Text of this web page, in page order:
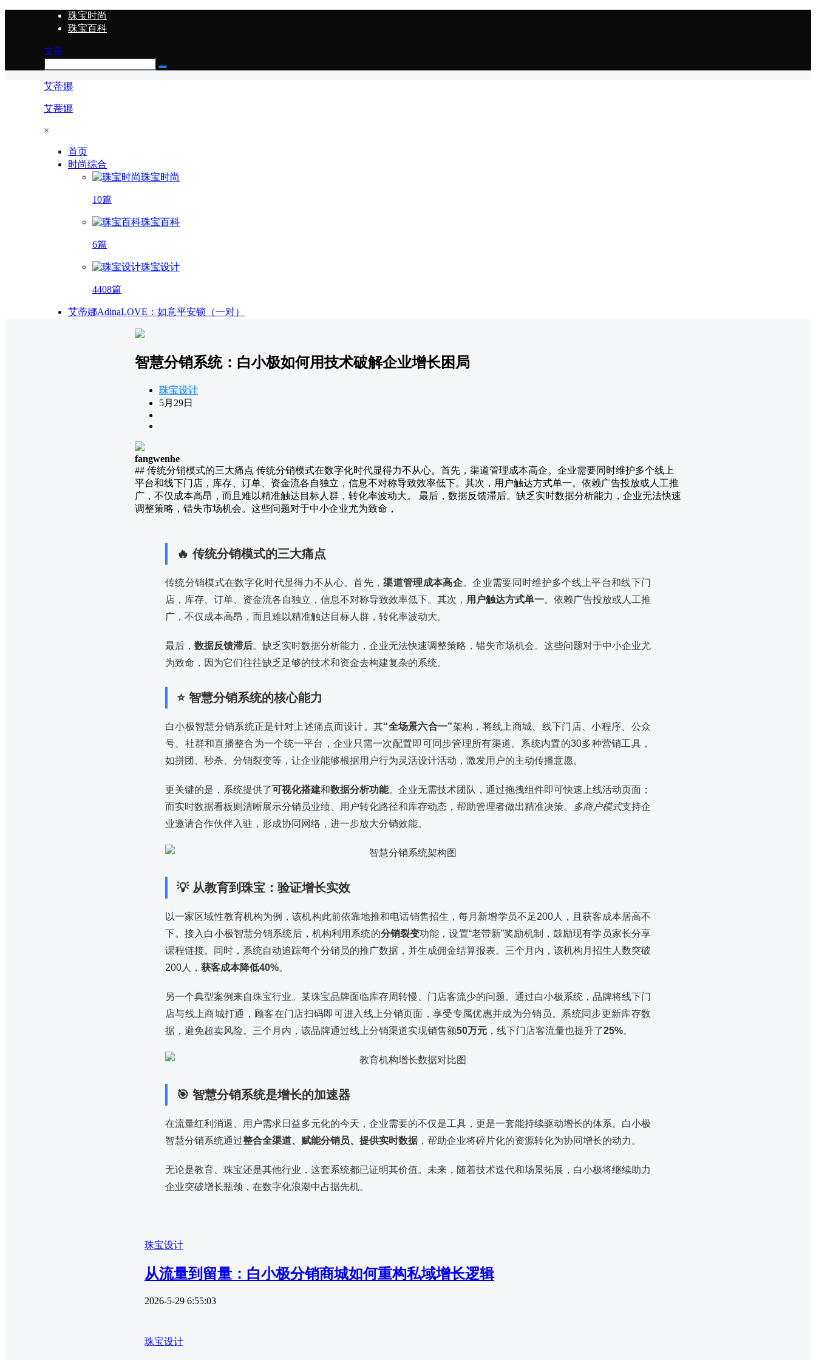
珠宝时尚
珠宝百科
文章
艾蒂娜
艾蒂娜
×
首页
时尚综合
珠宝时尚
10篇
珠宝百科
6篇
珠宝设计
4408篇
艾蒂娜AdinaLOVE：如意平安锁（一对）
智慧分销系统：白小极如何用技术破解企业增长困局
珠宝设计
5月29日
fangwenhe
## 传统分销模式的三大痛点 传统分销模式在数字化时代显得力不从心。首先，渠道管理成本高企。企业需要同时维护多个线上
平台和线下门店，库存、订单、资金流各自独立，信息不对称导致效率低下。其次，用户触达方式单一。依赖广告投放或人工推
广，不仅成本高昂，而且难以精准触达目标人群，转化率波动大。 最后，数据反馈滞后。缺乏实时数据分析能力，企业无法快速
调整策略，错失市场机会。这些问题对于中小企业尤为致命，
🔥 传统分销模式的三大痛点
传统分销模式在数字化时代显得力不从心。首先，渠道管理成本高企。企业需要同时维护多个线上平台和线下门
店，库存、订单、资金流各自独立，信息不对称导致效率低下。其次， 用户触达方式单一。依赖广告投放或人工推
广，不仅成本高昂，而且难以精准触达目标人群，转化率波动大。
最后， 数据反馈滞后。缺乏实时数据分析能力，企业无法快速调整策略，错失市场机会。这些问题对于中小企业尤
为致命，因为它们往往缺乏足够的技术和资金去构建复杂的系统。
⭐ 智慧分销系统的核心能力
白小极智慧分销系统正是针对上述痛点而设计。其“全场景六合一”架构，将线上商城、线下门店、小程序、公众
号、社群和直播整合为一个统一平台，企业只需一次配置即可同步管理所有渠道。系统内置的30多种营销工具，
如拼团、秒杀、分销裂变等，让企业能够根据用户行为灵活设计活动，激发用户的主动传播意愿。
更关键的是，系统提供了可视化搭建和数据分析功能。企业无需技术团队，通过拖拽组件即可快速上线活动页面；
而实时数据看板则清晰展示分销员业绩、用户转化路径和库存动态，帮助管理者做出精准决策。
多商户模式支持企
业邀请合作伙伴入驻，形成协同网络，进一步放大分销效能。
💡 从教育到珠宝：验证增长实效
以一家区域性教育机构为例，该机构此前依靠地推和电话销售招生，每月新增学员不足200人，且获客成本居高不
下。接入白小极智慧分销系统后，机构利用系统的分销裂变功能，设置“老带新”奖励机制，鼓励现有学员家长分享
课程链接。同时，系统自动追踪每个分销员的推广数据，并生成佣金结算报表。三个月内，该机构月招生人数突破
200人， 获客成本降低40%。
另一个典型案例来自珠宝行业。某珠宝品牌面临库存周转慢、门店客流少的问题。通过白小极系统，品牌将线下门
店与线上商城打通，顾客在门店扫码即可进入线上分销页面，享受专属优惠并成为分销员。系统同步更新库存数
据，避免超卖风险。三个月内，该品牌通过线上分销渠道实现销售额50万元 ，线下门店客流量也提升了25%。
🎯 智慧分销系统是增长的加速器
在流量红利消退、用户需求日益多元化的今天，企业需要的不仅是工具，更是一套能持续驱动增长的体系。白小极
智慧分销系统通过整合全渠道、赋能分销员、提供实时数据，帮助企业将碎片化的资源转化为协同增长的动力。
无论是教育、珠宝还是其他行业，这套系统都已证明其价值。未来，随着技术迭代和场景拓展，白小极将继续助力
企业突破增长瓶颈，在数字化浪潮中占据先机。
珠宝设计
从流量到留量：白小极分销商城如何重构私域增长逻辑
2026-5-29 6:55:03
珠宝设计